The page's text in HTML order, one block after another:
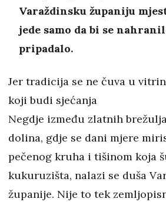
Varaždinsku županiju
jede samo da bi se
pripadalo.
Jer tradicija se ne čuva u
koji budi sjećanja
Negdje između zlatnih
dolina, gdje se dani mjere
pečenog kruha i tišinom koja
kukuruzišta, nalazi se duša
županije. Nije to tek